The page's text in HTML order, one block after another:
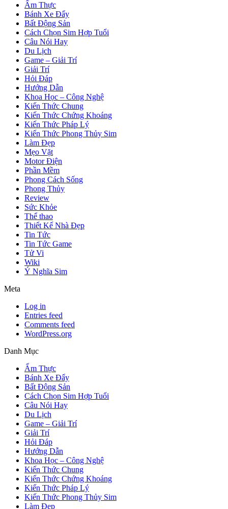
Ẩm Thực
Bánh Xe Đẩy
Bất Động Sản
Cách Chọn Sim Hợp Tuổi
Câu Nói Hay
Du Lịch
Game – Giải Trí
Giải Trí
Hỏi Đáp
Hướng Dẫn
Khoa Học – Công Nghệ
Kiến Thức Chung
Kiến Thức Chứng Khoáng
Kiến Thức Pháp Lý
Kiến Thức Phong Thủy Sim
Làm Đẹp
Mẹo Vặt
Motor Điện
Phần Mềm
Phong Cách Sống
Phong Thủy
Review
Sức Khỏe
Thể thao
Thiết Kế Nhà Đẹp
Tin Tức
Tin Tức Game
Tử Vi
Wiki
Ý Nghĩa Sim
Meta
Log in
Entries feed
Comments feed
WordPress.org
Danh Mục
Ẩm Thực
Bánh Xe Đẩy
Bất Động Sản
Cách Chọn Sim Hợp Tuổi
Câu Nói Hay
Du Lịch
Game – Giải Trí
Giải Trí
Hỏi Đáp
Hướng Dẫn
Khoa Học – Công Nghệ
Kiến Thức Chung
Kiến Thức Chứng Khoáng
Kiến Thức Pháp Lý
Kiến Thức Phong Thủy Sim
Làm Đẹp